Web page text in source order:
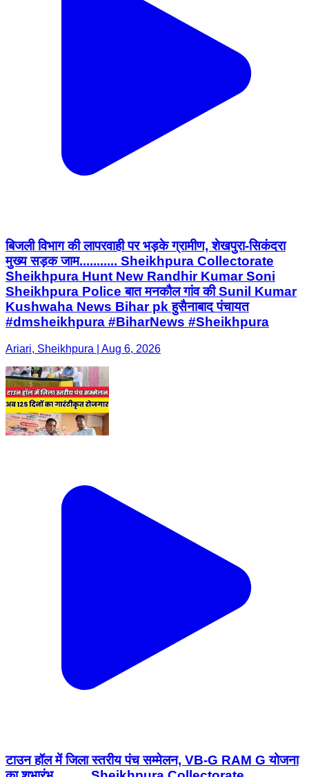
बिजली विभाग की लापरवाही पर भड़के ग्रामीण, शेखपुरा-सिकंदरा
मुख्य सड़क जाम........... Sheikhpura Collectorate
Sheikhpura Hunt New Randhir Kumar Soni
Sheikhpura Police बात मनकौल गांव की Sunil Kumar
Kushwaha News Bihar pk हुसैनाबाद पंचायत
#dmsheikhpura #BiharNews #Sheikhpura
Ariari, Sheikhpura | Aug 6, 2026
टाउन हॉल में जिला स्तरीय पंच सम्मेलन, VB-G RAM G योजना